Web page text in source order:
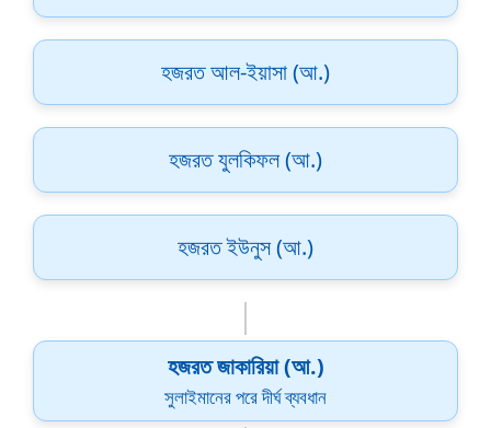
হজরত আল-ইয়াসা (আ.)
হজরত যুলকিফল (আ.)
হজরত ইউনুস (আ.)
হজরত জাকারিয়া (আ.)
সুলাইমানের পরে দীর্ঘ ব্যবধান